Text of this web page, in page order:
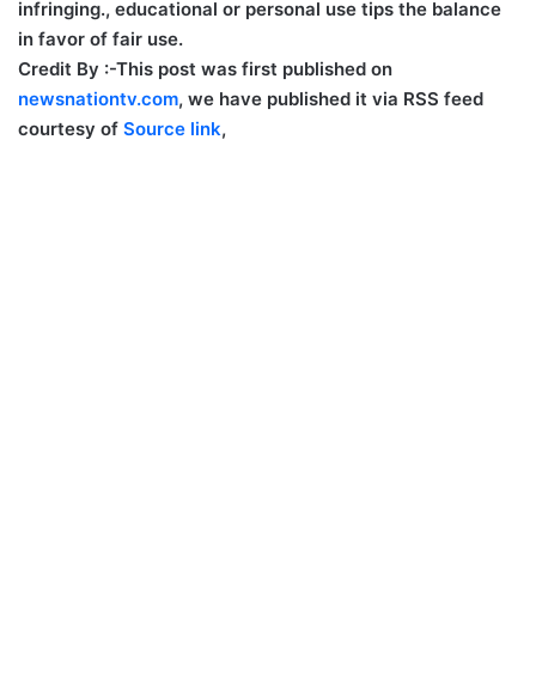
infringing., educational or personal use tips the balance
in favor of fair use.
Credit By :-This post was first published on
newsnationtv.com, we have published it via RSS feed
courtesy of Source link,